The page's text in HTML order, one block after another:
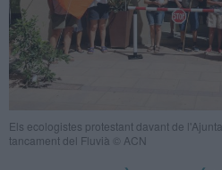
Els ecologistes protestant davant de
tancament del Fluvià © ACN